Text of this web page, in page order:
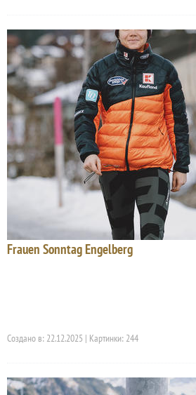
Frauen Sonntag Engelberg
Создано в: 22.12.2025 | Картинки: 244